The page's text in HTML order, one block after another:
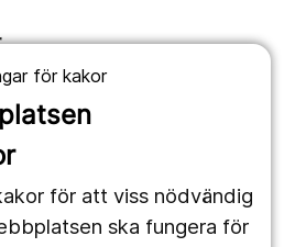
för kakor
för att viss nödvändig
ska fungera för